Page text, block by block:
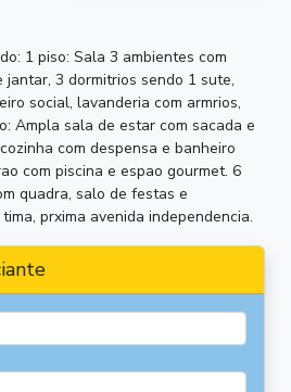
1 piso: Sala 3 ambientes com
jantar, 3 dormitrios sendo 1 sute,
social, lavanderia com armrios,
Ampla sala de estar com sacada e
com despensa e banheiro
com piscina e espao gourmet. 6
quadra, salo de festas e
prxima avenida independencia.